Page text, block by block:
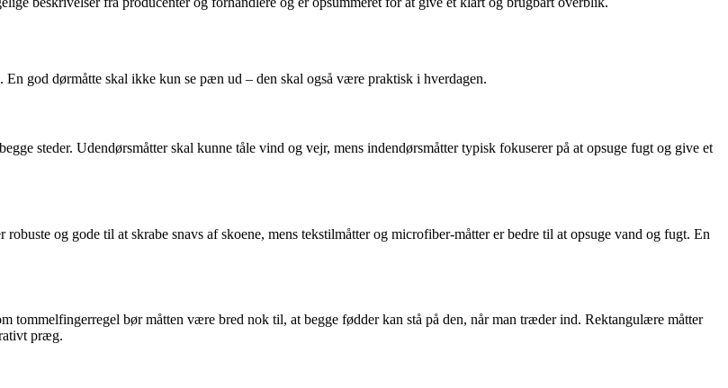
god dørmåtte skal ikke kun se pæn ud – den skal også være praktisk i hverdagen.
steder. Udendørsmåtter skal kunne tåle vind og vejr, mens indendørsmåtter typisk fokuserer på at opsuge fugt og give et
og gode til at skrabe snavs af skoene, mens tekstilmåtter og microfiber-måtter er bedre til at opsuge vand og fugt. En
tommelfingerregel bør måtten være bred nok til, at begge fødder kan stå på den, når man træder ind. Rektangulære måtter
præg.